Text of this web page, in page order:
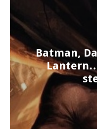
Batman,